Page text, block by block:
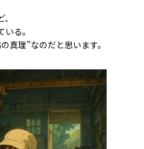
る。
真理”なのだと思います。